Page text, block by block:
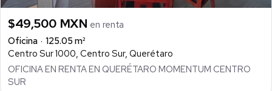
$49,500 MXN en renta
Oficina
125.05 m²
Centro Sur 1000, Centro Sur, Querétaro
OFICINA EN RENTA EN QUERÉTARO MOMENTUM CENTRO
SUR